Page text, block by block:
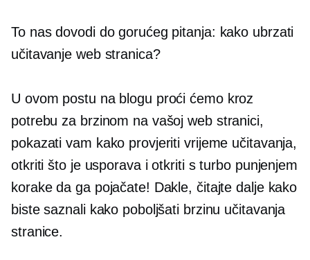
To nas dovodi do gorućeg pitanja: kako ubrzati
učitavanje web stranica?
U ovom postu na blogu proći ćemo kroz
potrebu za brzinom na vašoj web stranici,
pokazati vam kako provjeriti vrijeme učitavanja,
otkriti što je usporava i otkriti s turbo punjenjem
korake da ga pojačate! Dakle, čitajte dalje kako
biste saznali kako poboljšati brzinu učitavanja
stranice.